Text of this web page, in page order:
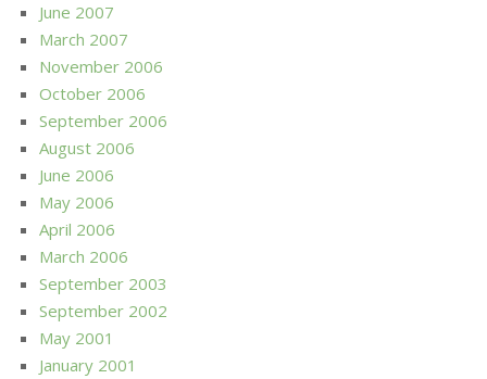
June 2007
March 2007
November 2006
October 2006
September 2006
August 2006
June 2006
May 2006
April 2006
March 2006
September 2003
September 2002
May 2001
January 2001